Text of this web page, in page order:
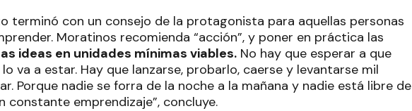
terminó con un consejo de la protagonista para aquellas personas
Moratinos recomienda “acción”, y poner en práctica las
ideas en unidades mínimas viables.No hay que esperar a que
va a estar. Hay que lanzarse, probarlo, caerse y levantarse mil
Porque nadie se forra de la noche a la mañana y nadie está libre de
constante emprendizaje”, concluye.